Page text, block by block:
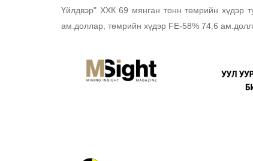
Үйлдвэр" ХХК 69 мянган тонн төмрийн хүдэр
ам.доллар, төмрийн хүдэр FE-58% 74.6